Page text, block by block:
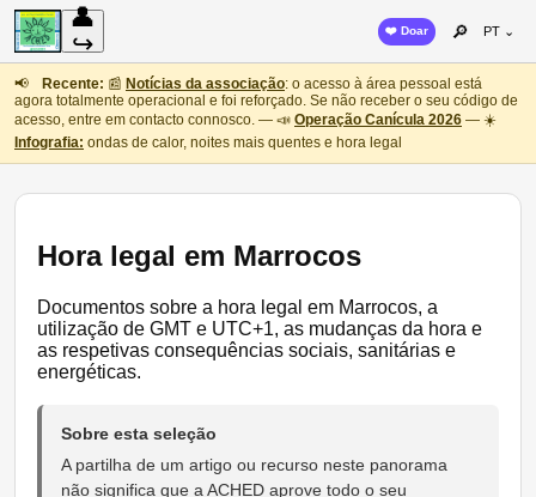
👤
↪
❤️ Doar 🔎 PT ⌄
📢 Recente: 📰 Notícias da associação: o acesso à área pessoal está
agora totalmente operacional e foi reforçado. Se não receber o seu código de
acesso, entre em contacto connosco. — 📣 Operação Canícula 2026 — ☀️
Infografia: ondas de calor, noites mais quentes e hora legal
Hora legal em Marrocos
Documentos sobre a hora legal em Marrocos, a
utilização de GMT e UTC+1, as mudanças da hora e
as respetivas consequências sociais, sanitárias e
energéticas.
Sobre esta seleção
A partilha de um artigo ou recurso neste panorama
não significa que a ACHED aprove todo o seu